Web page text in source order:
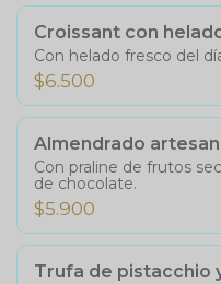
Croissant con
Con helado fresco del
$6.500
Almendrado
Con praline de frutos
de chocolate.
$5.900
Trufa de pistacchio